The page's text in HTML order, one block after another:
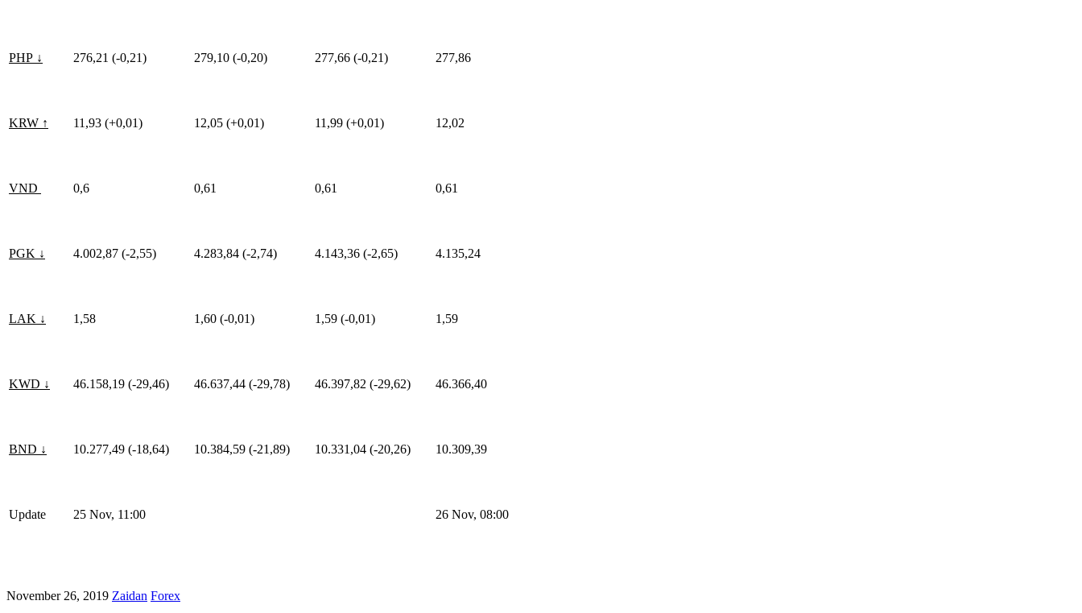
PHP ↓ 276,21 (-0,21) 279,10 (-0,20) 277,66 (-0,21) 277,86
KRW ↑ 11,93 (+0,01) 12,05 (+0,01) 11,99 (+0,01) 12,02
VND 0,6 0,61 0,61 0,61
PGK ↓ 4.002,87 (-2,55) 4.283,84 (-2,74) 4.143,36 (-2,65) 4.135,24
LAK ↓ 1,58 1,60 (-0,01) 1,59 (-0,01) 1,59
KWD ↓ 46.158,19 (-29,46) 46.637,44 (-29,78) 46.397,82 (-29,62) 46.366,40
BND ↓ 10.277,49 (-18,64) 10.384,59 (-21,89) 10.331,04 (-20,26) 10.309,39
Update 25 Nov, 11:00 26 Nov, 08:00
November 26, 2019 Zaidan Forex